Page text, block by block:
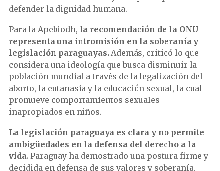
defender la dignidad humana.
Para la Apebiodh, la recomendación de la ONU
representa una intromisión en la soberanía y
legislación paraguayas. Además, criticó lo que
considera una ideología que busca disminuir la
población mundial a través de la legalización del
aborto, la eutanasia y la educación sexual, la cual
promueve comportamientos sexuales
inapropiados en niños.
La legislación paraguaya es clara y no permite
ambigüedades en la defensa del derecho a la
vida. Paraguay ha demostrado una postura firme y
decidida en defensa de sus valores y soberanía,